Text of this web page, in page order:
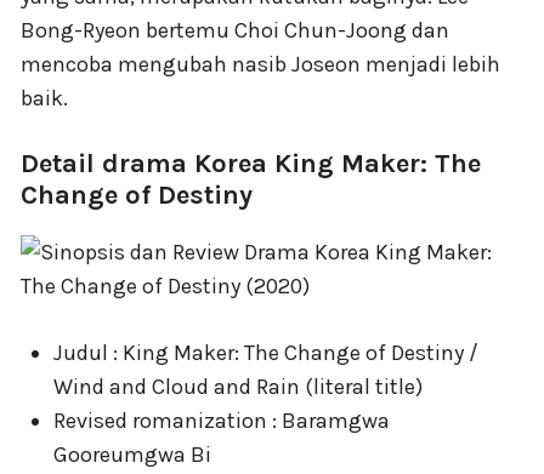
Bong-Ryeon bertemu Choi Chun-Joong dan
mencoba mengubah nasib Joseon menjadi lebih
baik.
Detail drama Korea King Maker: The
Change of Destiny
Judul : King Maker: The Change of Destiny /
Wind and Cloud and Rain (literal title)
Revised romanization : Baramgwa
Gooreumgwa Bi